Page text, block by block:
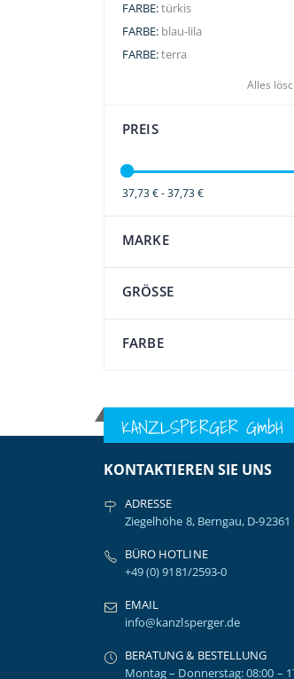
FARBE türkis
FARBE blau-lila
FARBE terra
Alles
PREIS
37,73 € - 37,73 €
MARKE
GRÖSSE
FARBE
KANZLSPERGER GmbH
KONTAKTIEREN SIE UNS
ADRESSE
Ziegelhöhe 8, Berngau, D-92361
BÜRO HOTLINE
+49 (0) 9181/2593-0
EMAIL
info@kanzlsperger.de
BERATUNG & BESTELLUNG
Montag – Donnerstag: 08:00 –